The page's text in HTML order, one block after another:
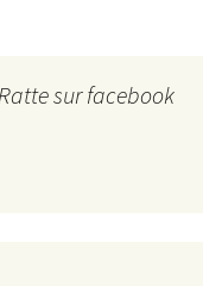
sur facebook